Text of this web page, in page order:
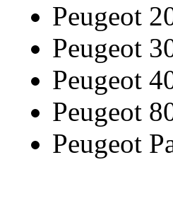
Peugeot
Peugeot
Peugeot
Peugeot
Peugeot